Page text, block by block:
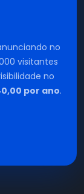
no
visitantes
no
por ano.